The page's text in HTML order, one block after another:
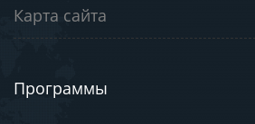
Карта сайта
Программы